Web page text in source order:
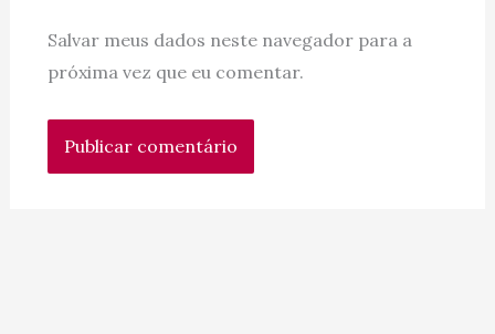
Salvar meus dados neste navegador para a
próxima vez que eu comentar.